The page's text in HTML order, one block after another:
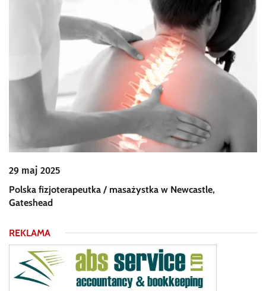
29 maj 2025
Polska fizjoterapeutka / masażystka w Newcastle,
Gateshead
REKLAMA